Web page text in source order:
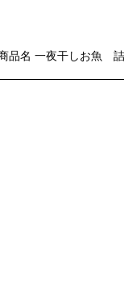
品名 一夜干しお魚